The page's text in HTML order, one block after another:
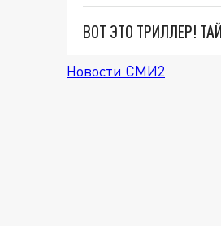
ВОТ ЭТО ТРИЛЛЕР!
Новости СМИ2